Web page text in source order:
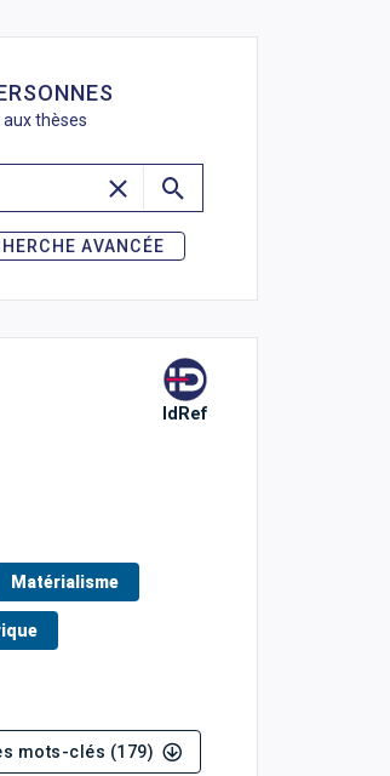
aux thèses
AVANCÉE
IdRef
Matérialisme
mots-clés (179)